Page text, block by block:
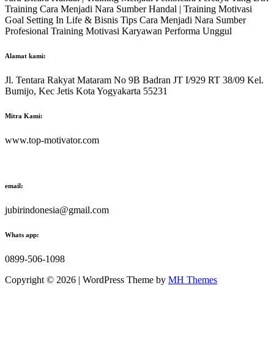
Training Cara Menjadi Nara Sumber Handal | Training Motivasi
Goal Setting In Life & Bisnis Tips Cara Menjadi Nara Sumber
Profesional Training Motivasi Karyawan Performa Unggul
Alamat kami:
Jl. Tentara Rakyat Mataram No 9B Badran JT I/929 RT 38/09 Kel.
Bumijo, Kec Jetis Kota Yogyakarta 55231
Mitra Kami:
www.top-motivator.com
email:
jubirindonesia@gmail.com
Whats app:
0899-506-1098
Copyright © 2026 | WordPress Theme by MH Themes